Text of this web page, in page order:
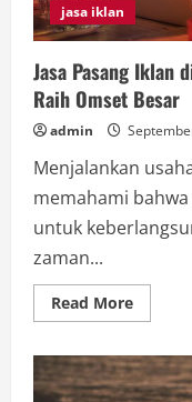
jasa iklan
Jasa Pasang Iklan
Raih Omset Besar
admin
Menjalankan
memahami
untuk
zaman...
Read MoreRead
more
Pasang
Iklan
di